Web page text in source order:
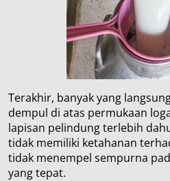
Terakhir, banyak yang
dempul di atas permukaan
lapisan pelindung terlebih
tidak memiliki ketahanan
tidak menempel sempurna
yang tepat.